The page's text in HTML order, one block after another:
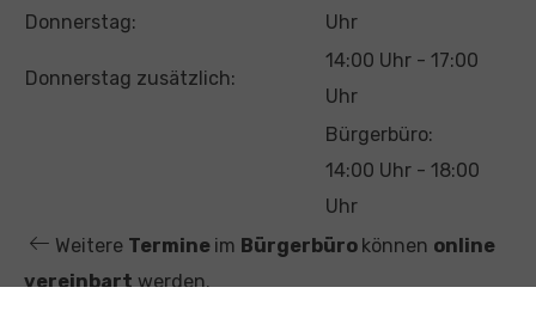
a
h
z
Donnerstag:
Uhr
Donnerstag zusätzlich:
14:00 Uhr - 17:00
Uhr
Bürgerbüro:
14:00 Uhr - 18:00
Uhr
Weitere Termine im Bürgerbüro können online
vereinbartwerden.